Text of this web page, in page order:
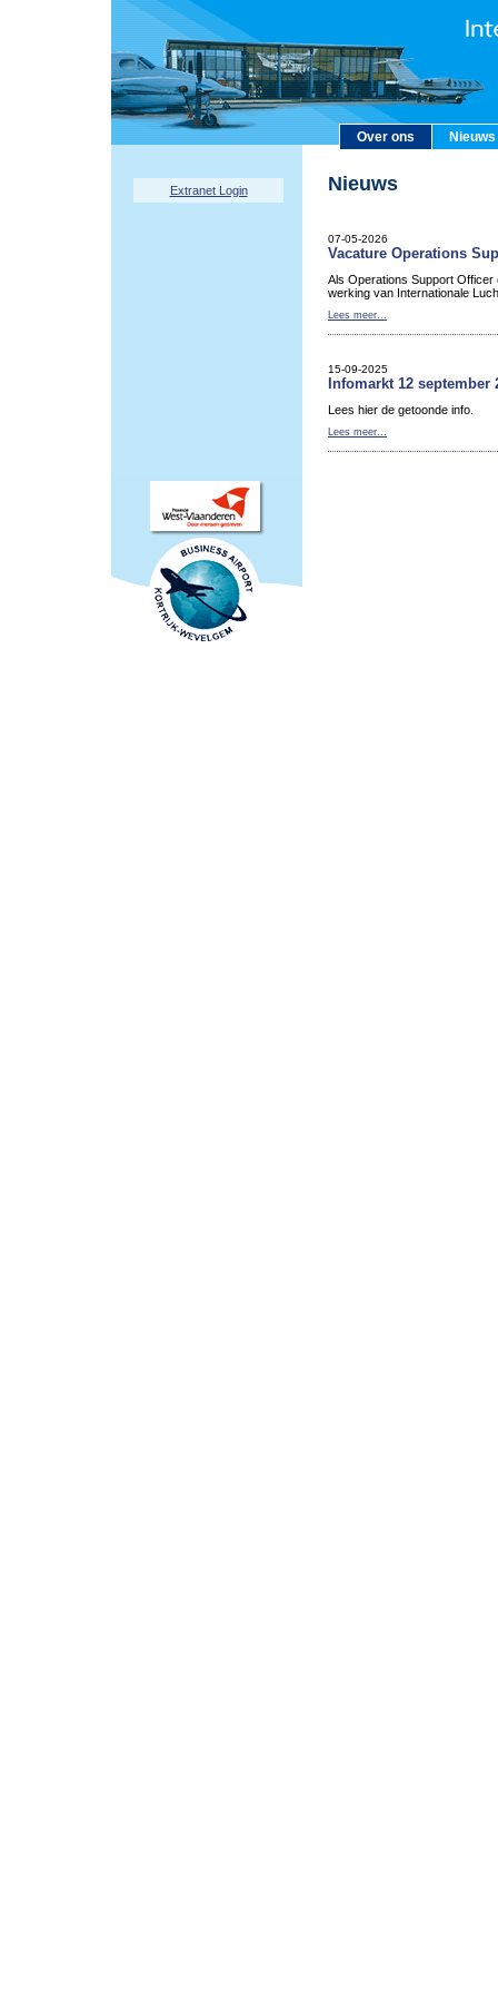
Over ons Nieuws
Extranet Login Nieuws
07-05-2026
Vacature Operations
Als Operations Support Officer
werking van Internationale
Lees meer...
15-09-2025
Infomarkt 12 september
Lees hier de getoonde info.
Lees meer...